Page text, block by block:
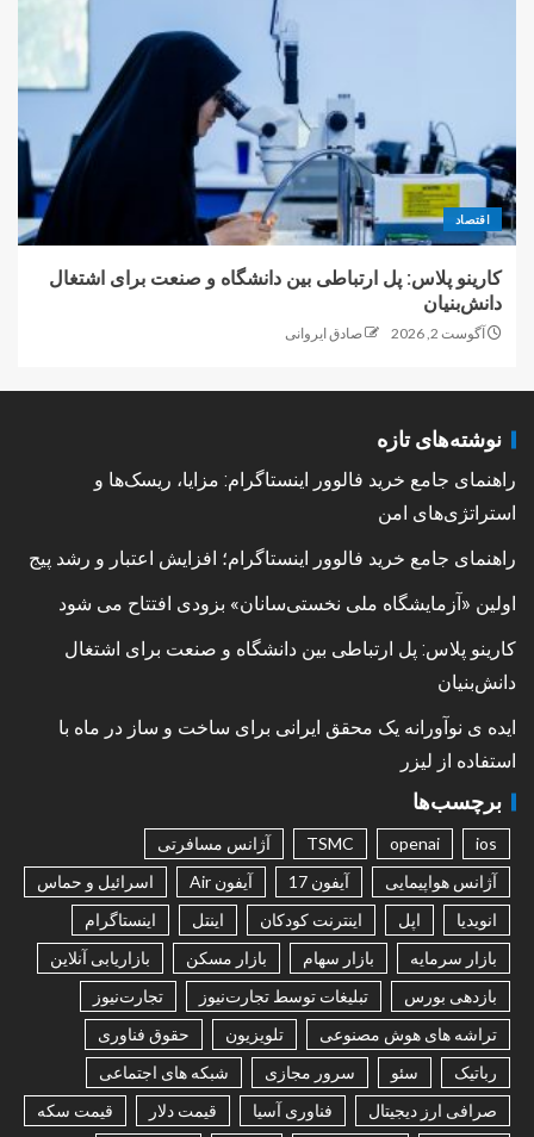
اقتصاد
کارینو پلاس: پل ارتباطی بین دانشگاه و صنعت برای اشتغال
دانش‌بنیان
آگوست 2, 2026 صادق ایروانی
نوشته‌های تازه
راهنمای جامع خرید فالوور اینستاگرام: مزایا، ریسک‌ها و
استراتژی‌های امن
راهنمای جامع خرید فالوور اینستاگرام؛ افزایش اعتبار و رشد پیج
اولین «آزمایشگاه ملی نخستی‌سانان» بزودی افتتاح می شود
کارینو پلاس: پل ارتباطی بین دانشگاه و صنعت برای اشتغال
دانش‌بنیان
ایده ی نوآورانه یک محقق ایرانی برای ساخت و ساز در ماه با
استفاده از لیزر
برچسب‌ها
ios
openai
TSMC
آژانس مسافرتی
آژانس هواپیمایی
آیفون 17 آیفون Air
اسرائیل و حماس
انویدیا
اپل اینترنت کودکان اینتل
اینستاگرام
بازار سرمایه
بازار سهام بازار مسکن
بازاریابی آنلاین
بازدهی بورس
تبلیغات توسط تجارت‌نیوز
تجارت‌نیوز
تراشه های هوش مصنوعی
تلویزیون
حقوق فناوری
رباتیک
سئو سرور مجازی
شبکه های اجتماعی
صرافی ارز دیجیتال
فناوری آسیا قیمت دلار
قیمت سکه